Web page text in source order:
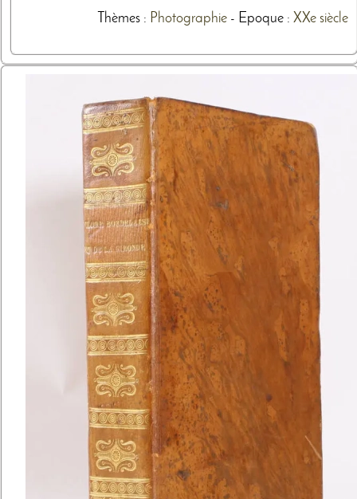
Thèmes: Photographie- Epoque : XXe siècle